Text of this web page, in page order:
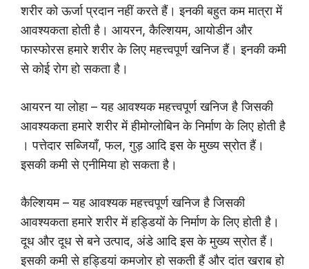
शरीर को ऊर्जा प्रदान नहीं करते हैं। इनकी बहुत कम मात्रा में
आवश्यकता होती है। आयरन, कैल्शियम, आयोडीन और
फास्फोरस हमारे शरीर के लिए महत्त्वपूर्ण खनिज हैं। इनकी कमी
से कोई रोग हो सकता है।
आयरन या लोहा – यह आवश्यक महत्त्वपूर्ण खनिज है जिसकी
आवश्यकता हमारे शरीर में हीमोग्लोबिन के निर्माण के लिए होती है
। पत्तेदार सब्जियाँ, फल, गुड़ आदि इस के मुख्य स्रोत हैं।
इसकी कमी से एनीमिया हो सकता है।
कैल्शियम – यह आवश्यक महत्त्वपूर्ण खनिज है जिसकी
आवश्यकता हमारे शरीर में हड्डियों के निर्माण के लिए होती है।
दूध और दूध से बने उत्पाद, अंडे आदि इस के मुख्य स्रोत हैं।
इसकी कमी से हड्डियां कमजोर हो सकती हैं और दांत खराब हो